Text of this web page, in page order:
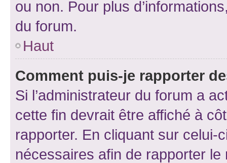
ou non. Pour plus
du forum.
Haut
Comment puis-je rapporter
Si l’administrateur du forum a
cette fin devrait être affiché à
rapporter. En cliquant sur
nécessaires afin de rapporter le